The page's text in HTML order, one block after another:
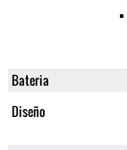
Bateria
Diseño